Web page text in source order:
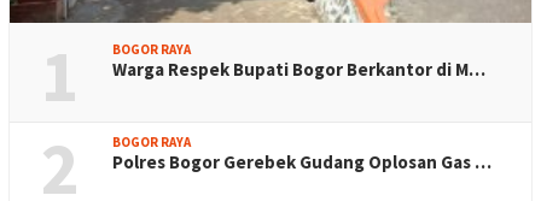
1 BOGOR RAYA
Warga Respek Bupati Bogor Berkantor di M…
2 BOGOR RAYA
Polres Bogor Gerebek Gudang Oplosan Gas …